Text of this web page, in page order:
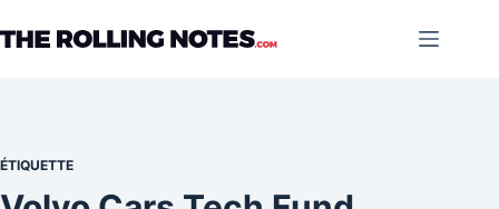
au
ÉTIQUETTE